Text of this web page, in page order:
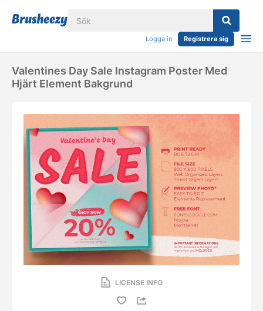
Logga in Registrera sig
Valentines Day Sale Instagram Poster Med
Hjärt Element Bakgrund
LICENSE INFO